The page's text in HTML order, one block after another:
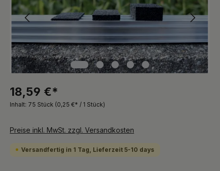
18,59 €*
Inhalt: 75 Stück (0,25 €* / 1 Stück)
Preise inkl. MwSt. zzgl. Versandkosten
Versandfertig in 1 Tag, Lieferzeit 5-10 days